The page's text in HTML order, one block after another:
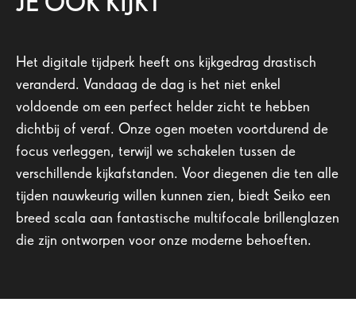
Het digitale tijdperk heeft ons kijkgedrag drastisch
veranderd. Vandaag de dag is het niet enkel
voldoende om een perfect helder zicht te hebben
dichtbij of veraf. Onze ogen moeten voortdurend de
focus verleggen, terwijl we schakelen tussen de
verschillende kijkafstanden. Voor diegenen die ten alle
tijden nauwkeurig willen kunnen zien, biedt Seiko een
breed scala aan fantastische multifocale brillenglazen
die zijn ontworpen voor onze moderne behoeften.